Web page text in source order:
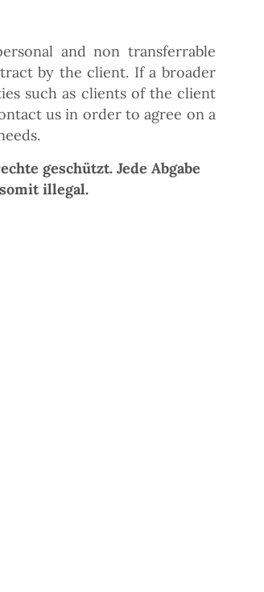
and non transferrable
by the client. If a broader
such as clients of the client
us in order to agree on a
geschützt. Jede Abgabe
illegal.